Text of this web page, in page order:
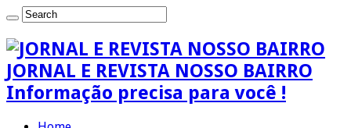
JORNAL E REVISTA NOSSO BAIRRO
Informação precisa para você !